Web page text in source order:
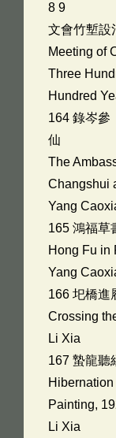
8 9
文會竹塹設
Meeting of
Three
Hundred
164 錄岑參
仙
The
Changshui
Yang
165 鴻福草
Hong Fu in
Yang
166 圯橋進
Crossing
Li Xia
167 蟄龍聽
Painting,
Li Xia